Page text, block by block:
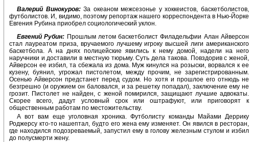
Валерий Винокуров:За океаном межсезонье у хоккеистов, баскетболистов,
футболистов. И, видимо, поэтому репортаж нашего корреспондента в Нью-Йорке
Евгения Рубина приобрел социологический уклон.
Евгений Рубин: Прошлым летом баскетболист Филадельфии Алан Айверсон
стал лауреатом приза, вручаемого лучшему игроку высшей лиги американского
баскетбола. А на днях полицейские явились к нему домой, надели на него
наручники и доставили в местную тюрьму. Суть дела такова. Повздорив с женой,
Айверсон ее избил, та сбежала из дома. Муж кинулся на розыски, ворвался к ее
кузену, буянил, угрожал пистолетом, между прочим, не зарегистрированным.
Осенью Айверсон предстанет перед судом. Но хотя и прошлое его отнюдь не
безгрешно (и оружием он баловался, и за решетку попадал), заключение ему не
грозит. Пистолет не найден, с женой помирился, защищают лучшие адвокаты.
Скорее всего, дадут условный срок или оштрафуют, или приговорят к
общественным работам по местожительству.
А вот вам еще уголовная хроника. Футболисту команды Майами Деррику
Роджерсу кто-то нашептал, будто его жена ему изменяет. Он явился в ресторан,
где находился подозреваемый, запустил ему в голову железным стулом и избил
до полусмерти жену.